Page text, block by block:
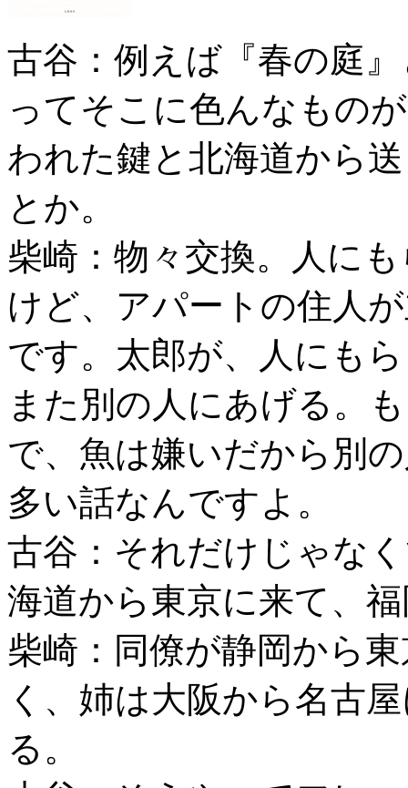
古谷：例えば『春の庭
ってそこに色んなもの
われた鍵と北海道から
とか。
柴崎：物々交換。人に
けど、アパートの住人
です。太郎が、人にも
また別の人にあげる。
で、魚は嫌いだから別
多い話なんですよ。
古谷：それだけじゃな
海道から東京に来て、
柴崎：同僚が静岡から
く、姉は大阪から名古
る。